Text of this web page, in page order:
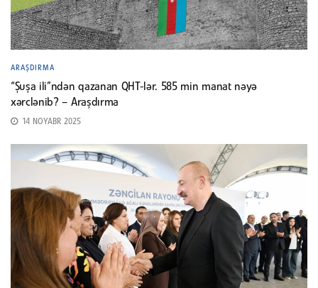
ARAŞDIRMA
“Şuşa ili”ndən qazanan QHT-lər. 585 min manat nəyə
xərclənib? – Araşdırma
14 NOYABR 2025